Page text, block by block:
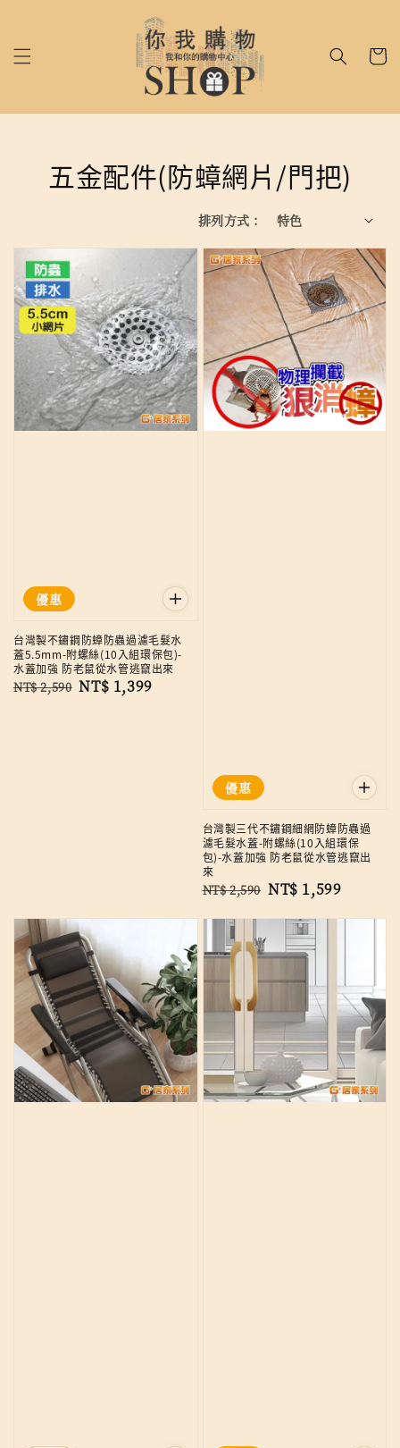
五金配件(防蟑網片/門把)
排列方式 :
優惠
台灣製不鏽鋼防蟑防蟲過濾毛髮水
蓋5.5mm-附螺絲(10入組環保包)-
水蓋加強 防老鼠從水管逃竄出來
Regular
NT$ 2,590 Sale
NT$ 1,399
優惠
台灣製三代不鏽鋼細網防蟑防蟲過
濾毛髮水蓋-附螺絲(10入組環保
包)-水蓋加強 防老鼠從水管逃竄出
來
Regular
NT$ 2,590 Sale
NT$ 1,599